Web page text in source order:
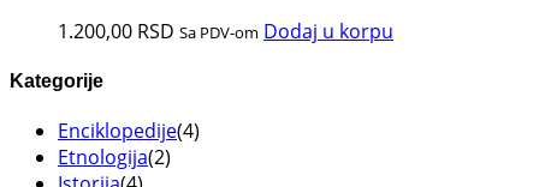
1.200,00 RSD Sa PDV-om Dodaj u korpu
Kategorije
Enciklopedije(4)
Etnologija(2)